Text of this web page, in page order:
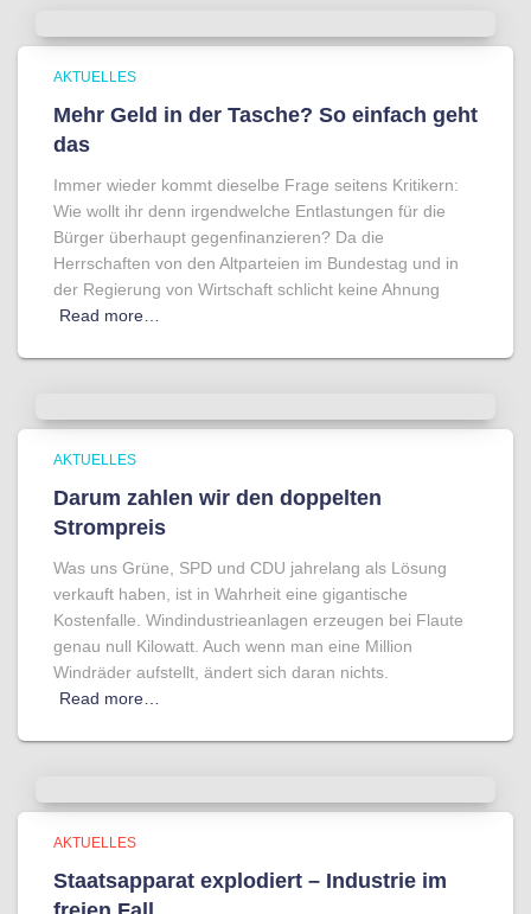
AKTUELLES
Mehr Geld in der Tasche? So einfach geht
das
Immer wieder kommt dieselbe Frage seitens Kritikern:
Wie wollt ihr denn irgendwelche Entlastungen für die
Bürger überhaupt gegenfinanzieren? Da die
Herrschaften von den Altparteien im Bundestag und in
der Regierung von Wirtschaft schlicht keine Ahnung
Read more…
AKTUELLES
Darum zahlen wir den doppelten
Strompreis
Was uns Grüne, SPD und CDU jahrelang als Lösung
verkauft haben, ist in Wahrheit eine gigantische
Kostenfalle. Windindustrieanlagen erzeugen bei Flaute
genau null Kilowatt. Auch wenn man eine Million
Windräder aufstellt, ändert sich daran nichts.
Read more…
AKTUELLES
Staatsapparat explodiert – Industrie im